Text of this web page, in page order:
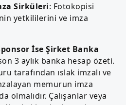
Sirküleri: Fotokopisi
yetkililerini ve imza
İse Şirket Banka
3 aylık banka hesap özeti.
tarafından ıslak imzalı ve
memurun imza
olmalıdır. Çalışanlar veya